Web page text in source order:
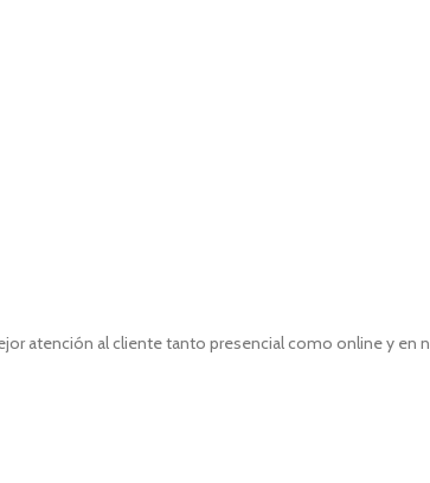
atención al cliente tanto presencial como online y en